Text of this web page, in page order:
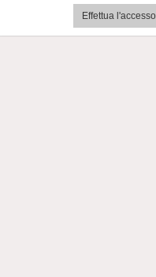
Effettua l'accesso